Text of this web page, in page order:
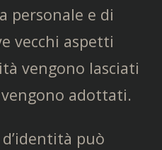
personale e di
vecchi aspetti
vengono lasciati
adottati.
può